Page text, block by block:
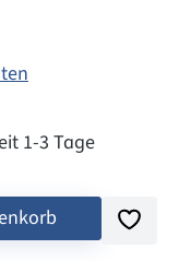
1-3 Tage